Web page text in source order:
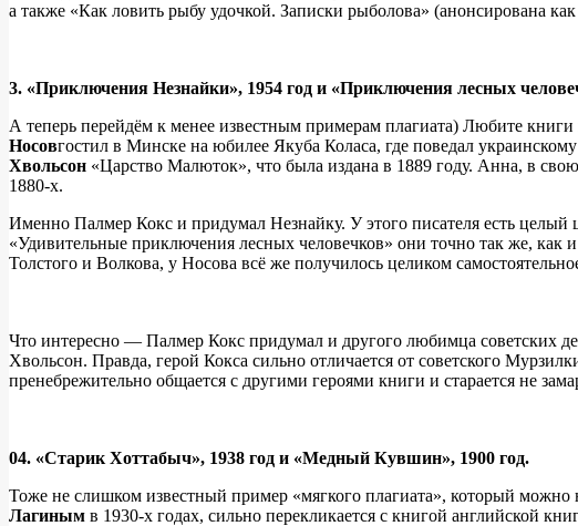
а также «Как ловить рыбу удочкой. Записки рыболова» (анонсирована
3. «Приключения Незнайки», 1954 год и «Приключения лесных
А теперь перейдём к менее известным примерам плагиата) Любите
Носовгостил в Минске на юбилее Якуба Коласа, где поведал
Хвольсон «Царство Малюток», что была издана в 1889 году. Анна, в
1880-х.
Именно Палмер Кокс и придумал Незнайку. У этого писателя есть
«Удивительные приключения лесных человечков» они точно так же, как
Толстого и Волкова, у Носова всё же получилось целиком
Что интересно — Палмер Кокс придумал и другого любимца советских
Хвольсон. Правда, герой Кокса сильно отличается от советского
пренебрежительно общается с другими героями книги и старается не
04. «Старик Хоттабыч», 1938 год и «Медный Кувшин», 1900 год.
Тоже не слишком известный пример «мягкого плагиата», который
Лагиным в 1930-х годах, сильно перекликается с книгой английской